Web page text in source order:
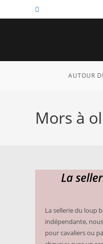
to
AUTOUR
Mors à
La
La sellerie du loup
indépendante,
pour cavaliers ou